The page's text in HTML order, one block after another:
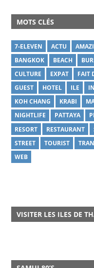
MOTS CLÉS
7-ELEVEN ACTU
BANGKOK
BEACH
CULTURE
EXPAT FAIT
GUEST
HOTEL ILE
KOH CHANG
KRABI
NIGHTLIFE
PATTAYA
RESORT
RESTAURANT
STREET
TOURIST
WEB
VISITER LES ILES DE